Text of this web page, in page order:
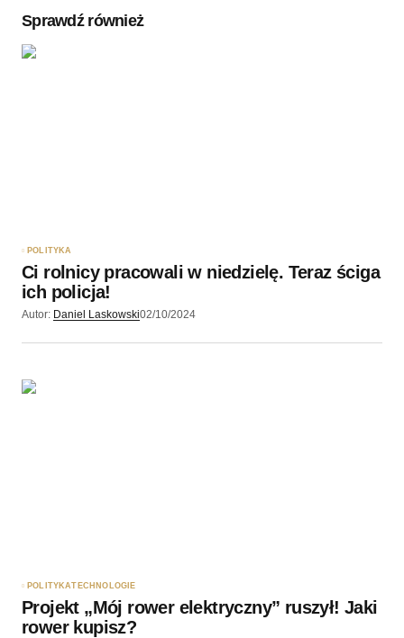
Wyślij komentarz
Sprawdź również
POLITYKA
Ci rolnicy pracowali w niedzielę. Teraz ściga
ich policja!
Autor: Daniel Laskowski02/10/2024
POLITYKATECHNOLOGIE
Projekt „Mój rower elektryczny” ruszył! Jaki
rower kupisz?